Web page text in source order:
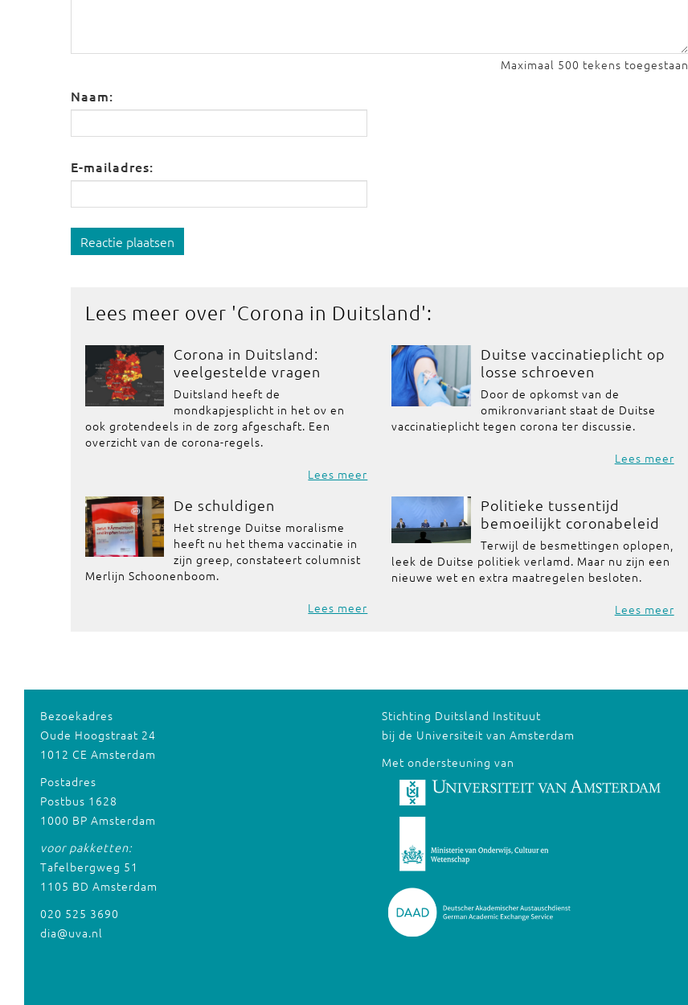
Maximaal 500 tekens toegestaan
Naam:
E-mailadres:
Reactie plaatsen
Lees meer over 'Corona in Duitsland':
Corona in Duitsland:
veelgestelde vragen
Duitsland heeft de
mondkapjesplicht in het ov en
ook grotendeels in de zorg afgeschaft. Een
overzicht van de corona-regels.
Lees meer
Duitse vaccinatieplicht op
losse schroeven
Door de opkomst van de
omikronvariant staat de Duitse
vaccinatieplicht tegen corona ter discussie.
Lees meer
De schuldigen
Het strenge Duitse moralisme
heeft nu het thema vaccinatie in
zijn greep, constateert columnist
Merlijn Schoonenboom.
Lees meer
Politieke tussentijd
bemoeilijkt coronabeleid
Terwijl de besmettingen oplopen,
leek de Duitse politiek verlamd. Maar nu zijn een
nieuwe wet en extra maatregelen besloten.
Lees meer
Bezoekadres
Oude Hoogstraat 24
1012 CE Amsterdam
Postadres
Postbus 1628
1000 BP Amsterdam
voor pakketten:
Tafelbergweg 51
1105 BD Amsterdam
020 525 3690
dia@uva.nl
Stichting Duitsland Instituut
bij de Universiteit van Amsterdam
Met ondersteuning van